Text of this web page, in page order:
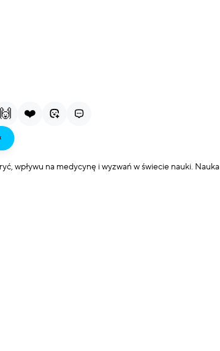
Play
Video
🙌 ❤️
wpływu na medycynę i wyzwań w świecie nauki. Nauka